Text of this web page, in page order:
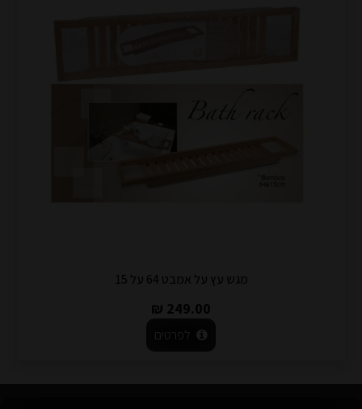
מגש עץ על אמבט 64 על 15
249.00 ₪
לפרטים